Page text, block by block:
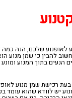
שלכם, הנה כמה
להבין כי שמן מנוע
הנעים בתוך המנוע
רכישת שמן מנוע
יש לוודא שהוא עומד